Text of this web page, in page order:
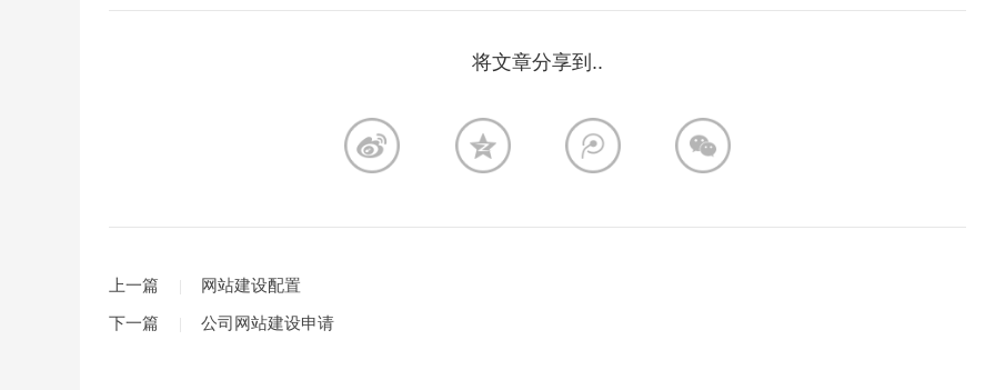
将文章分享到..
上一篇
网站建设配置
下一篇
公司网站建设申请